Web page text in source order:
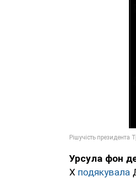
Урсула фон
X подякувала